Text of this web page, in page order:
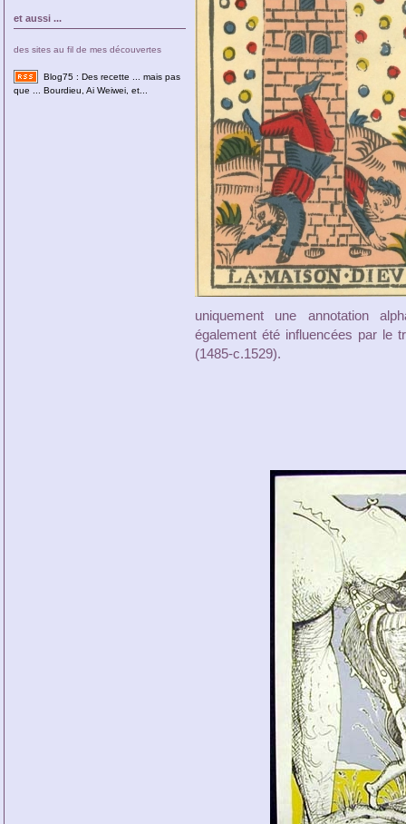
et aussi ...
des sites au fil de mes découvertes
Blog75 : Des recette ... mais pas
que ... Bourdieu, Ai Weiwei, et...
uniquement une annotation
également été influencées par le
(1485-c.1529).